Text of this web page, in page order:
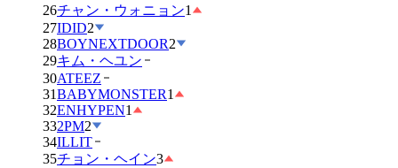
26チャン・ウォニョン1
27IDID2
28BOYNEXTDOOR2
29キム・ヘユン
30ATEEZ
31BABYMONSTER1
32ENHYPEN1
332PM2
34ILLIT
35チョン・ヘイン3